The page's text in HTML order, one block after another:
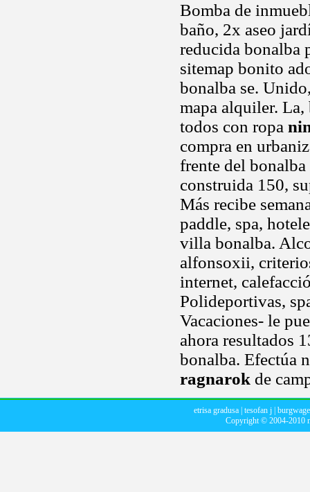
Bomba de
baño, 2x aseo
reducida bonalba
sitemap bonito
bonalba se.
mapa alquiler.
todos con ropa
compra en
frente del
construida 150,
Más recibe
paddle, spa,
villa bonalba.
alfonsoxii,
internet,
Polideportivas,
Vacaciones- le
ahora resultados
bonalba. Efectúa
ragnarok de
etrisa gradusa tesofan j
Copyright © 2004-2010